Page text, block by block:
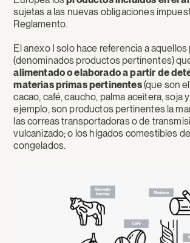
sujetas a las nuevas obligaciones
Reglamento.
El anexo I solo hace referencia a
(denominados productos pertinentes)
alimentado o elaborado a partir de
materias primas pertinentes(que son
cacao, café, caucho, palma aceitera, soja
ejemplo, son productos pertinentes la
las correas transportadoras o de
vulcanizado; o los hígados comestibles
congelados.